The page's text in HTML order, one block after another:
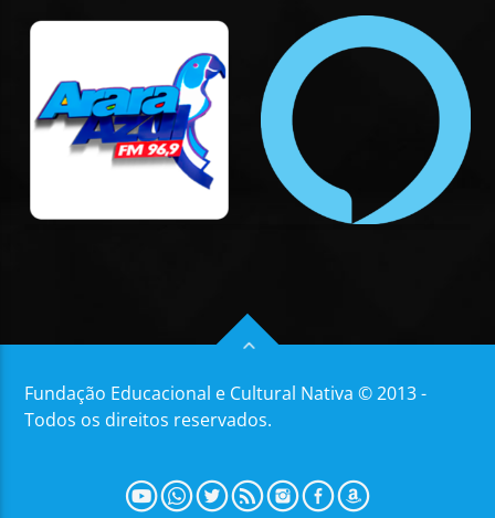
Fundação Educacional e Cultural Nativa © 2013 -
Todos os direitos reservados.